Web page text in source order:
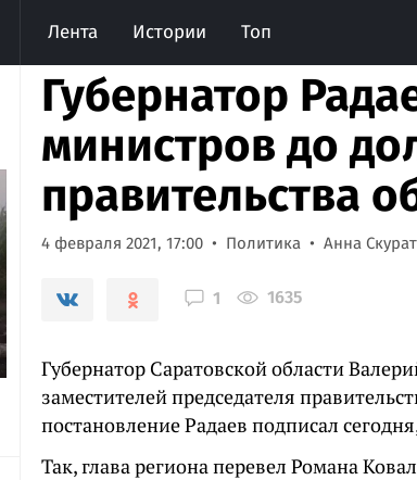
Лента Истории Топ
Губернатор
министров до
правительства
4 февраля 2021, 17:00 Политика Анна
1 1635
Губернатор Саратовской области
заместителей председателя
постановление Радаев подписал
Так, глава региона перевел Романа